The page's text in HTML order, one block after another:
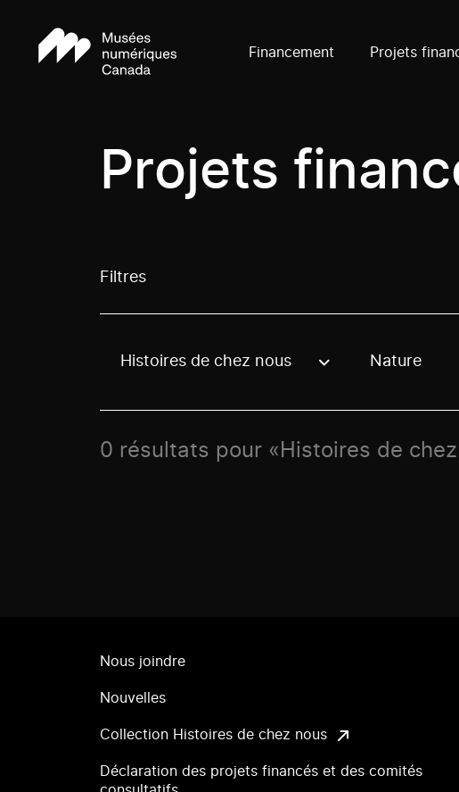
Financement Projets
Projets
Filtres
Use these options to filter projects by topic,
Histoires de chez nous Nature
0 résultats pour «Histoires de
Nous joindre
Nouvelles
Collection Histoires de chez nous
Déclaration des projets financés et des comités